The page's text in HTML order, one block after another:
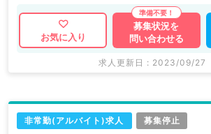
お気に入り
募集状況を
問い合わせる
求人更新日 : 2023/09/27
非常勤(アルバイト)求人 募集停止